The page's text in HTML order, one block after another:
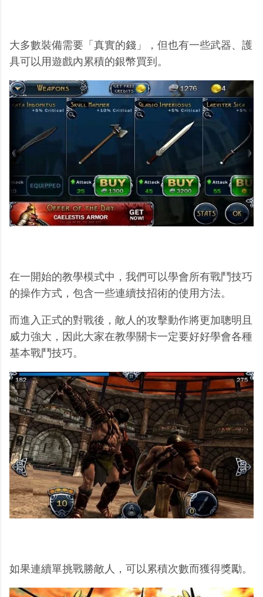
大多數裝備需要「真實的錢」，但也有一些武器、護
具可以用遊戲內累積的銀幣買到。
在一開始的教學模式中，我們可以學會所有戰鬥技巧
的操作方式，包含一些連續技招術的使用方法。
而進入正式的對戰後，敵人的攻擊動作將更加聰明且
威力強大，因此大家在教學關卡一定要好好學會各種
基本戰鬥技巧。
如果連續單挑戰勝敵人，可以累積次數而獲得獎勵。